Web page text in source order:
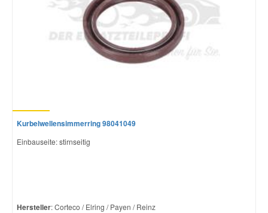
Kurbelwellensimmerring 98041049
Einbauseite: stirnseitig
Hersteller: Corteco / Elring / Payen / Reinz